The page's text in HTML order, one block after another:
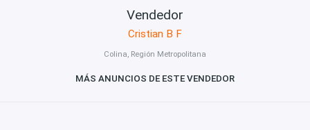
Vendedor
Cristian B F
Colina, Región Metropolitana
MÁS ANUNCIOS DE ESTE VENDEDOR